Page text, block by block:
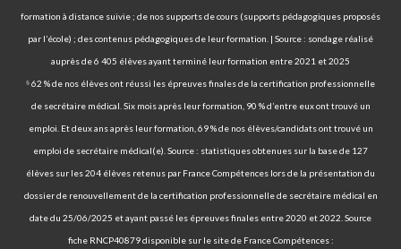
formation à distance suivie ; de nos supports de cours (supports pédagogiques proposés
par l’école) ; des contenus pédagogiques de leur formation. | Source : sondage réalisé
auprès de 6 405 élèves ayant terminé leur formation entre 2021 et 2025
⁵ 62 % de nos élèves ont réussi les épreuves finales de la certification professionnelle
de secrétaire médical. Six mois après leur formation, 90 % d’entre eux ont trouvé un
emploi. Et deux ans après leur formation, 69 % de nos élèves/candidats ont trouvé un
emploi de secrétaire médical(e). Source : statistiques obtenues sur la base de 127
élèves sur les 204 élèves retenus par France Compétences lors de la présentation du
dossier de renouvellement de la certification professionnelle de secrétaire médical en
date du 25/06/2025 et ayant passé les épreuves finales entre 2020 et 2022. Source
fiche RNCP40879 disponible sur le site de France Compétences :